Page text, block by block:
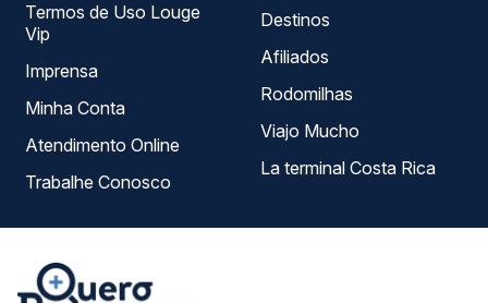
Termos de Uso Louge
Vip
Imprensa
Minha Conta
Atendimento Online
Trabalhe Conosco
Destinos
Afiliados
Rodomilhas
Viajo Mucho
La terminal Costa Rica